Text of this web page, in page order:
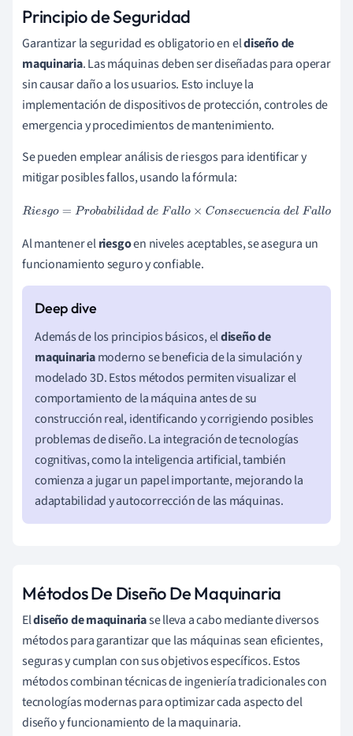
Principio de Seguridad
Garantizar la seguridad es obligatorio en eldiseño de
maquinaria. Las máquinas deben ser diseñadas para operar
sin causar daño a los usuarios. Esto incluye la
implementación de dispositivos de protección, controles de
emergencia y procedimientos de mantenimiento.
Se pueden emplear análisis de riesgos para identificar y
mitigar posibles fallos, usando la fórmula:
Riesgo =ProbabilidaddeFallo×C onsecuenciadelFa llo
Al mantener elriesgoen niveles aceptables, se asegura un
funcionamiento seguro y confiable.
Además de los principios básicos, eldiseño de
maquinariamoderno se beneficia de la simulación y
modelado 3D. Estos métodos permiten visualizar el
comportamiento de la máquina antes de su
construcción real, identificando y corrigiendo posibles
problemas de diseño. La integración de tecnologías
cognitivas, como la inteligencia artificial, también
comienza a jugar un papel importante, mejorando la
adaptabilidad y autocorrección de las máquinas.
Métodos De Diseño De Maquinaria
Eldiseño de maquinariase lleva a cabo mediante diversos
métodos para garantizar que las máquinas sean eficientes,
seguras y cumplan con sus objetivos específicos. Estos
métodos combinan técnicas de ingeniería tradicionales con
tecnologías modernas para optimizar cada aspecto del
diseño y funcionamiento de la maquinaria.